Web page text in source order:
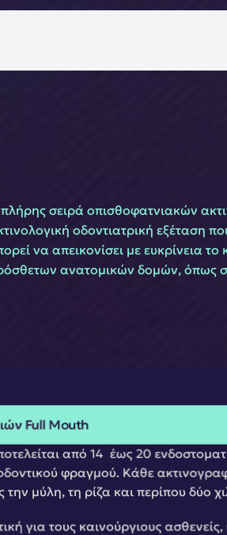
σειρά οπισθοφατνιακών
οδοντιατρική εξέταση
να απεικονίσει με ευκρίνεια
ανατομικών δομών, όπως
Full Mouth
από 14  έως 20
φραγμού. Κάθε
μύλη, τη ρίζα και περίπου δύο
για τους καινούργιους